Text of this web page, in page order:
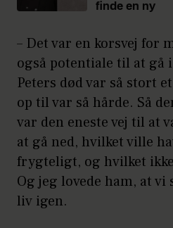
finde en ny
– Det var en korsvej for
også potentiale til at gå
Peters død var så stort
op til var så hårde. Så
var den eneste vej til at
at gå ned, hvilket ville
frygteligt, og hvilket
Og jeg lovede ham, at vi
liv igen.